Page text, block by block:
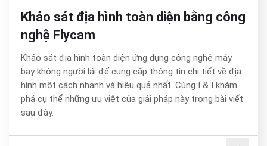
Khảo sát địa hình toàn diện bằng công
nghệ Flycam
Khảo sát địa hình toàn diện ứng dụng công nghệ máy
bay không người lái để cung cấp thông tin chi tiết về địa
hình một cách nhanh và hiệu quả nhất. Cùng I & I khám
phá cụ thể những ưu việt của giải pháp này trong bài viết
sau đây.